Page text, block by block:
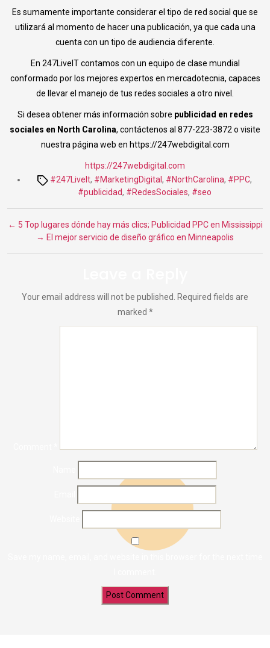
Es sumamente importante considerar el tipo de red social que se
utilizará al momento de hacer una publicación, ya que cada una
cuenta con un tipo de audiencia diferente.
En 247LiveIT contamos con un equipo de clase mundial
conformado por los mejores expertos en mercadotecnia, capaces
de llevar el manejo de tus redes sociales a otro nivel.
Si desea obtener más información sobre publicidad en redes
sociales en North Carolina, contáctenos al 877-223-3872 o visite
nuestra página web en https://247webdigital.com
https://247webdigital.com
Tags#247LiveIt, #MarketingDigital, #NorthCarolina, #PPC,
#publicidad, #RedesSociales, #seo
← 5 Top lugares dónde hay más clics; Publicidad PPC en Mississippi
→ El mejor servicio de diseño gráfico en Minneapolis
Your email address will not be published. Required fields are
marked *